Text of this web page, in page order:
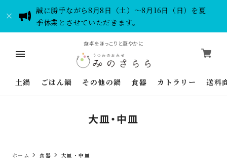
誠に勝手ながら8月8日（土）～8月16日（日）を夏
季休業とさせていただきます。
食卓をほっこりと華やかに
土鍋 ごはん鍋 その他の鍋 食器 カトラリー 送料
大皿・中皿
ホーム 食器 大皿・中皿